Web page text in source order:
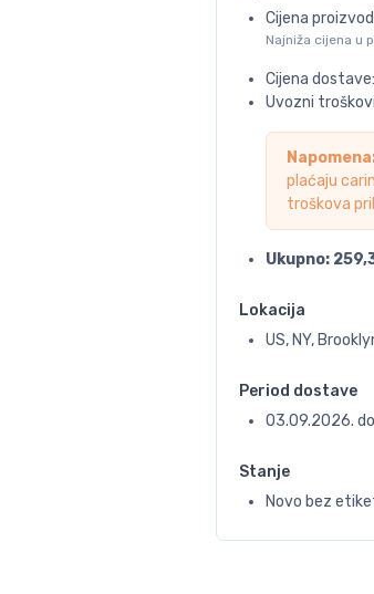
Cijena
Najniža cijena u
Cijena dostave:
Uvozni
plaćaju
troškova
Ukupno:
Lokacija
US, NY,
Period dostave
03.09.2026. do
Stanje
Novo bez